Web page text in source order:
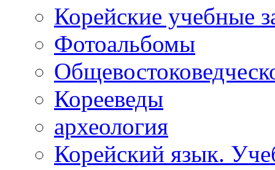
Корейские учебные
Фотоальбомы
Корееведы
археология
Корейский язык.